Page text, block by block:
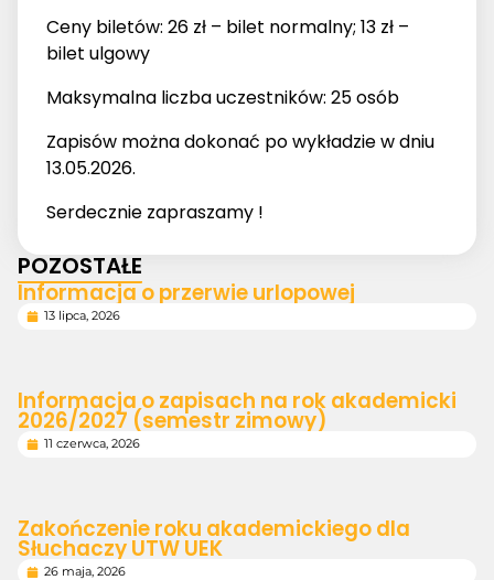
Ceny biletów: 26 zł – bilet normalny; 13 zł –
bilet ulgowy
Maksymalna liczba uczestników: 25 osób
Zapisów można dokonać po wykładzie w dniu
13.05.2026.
Serdecznie zapraszamy !
POZOSTAŁE
Informacja o przerwie urlopowej
13 lipca, 2026
Informacja o zapisach na rok akademicki
2026/2027 (semestr zimowy)
11 czerwca, 2026
Zakończenie roku akademickiego dla
Słuchaczy UTW UEK
26 maja, 2026